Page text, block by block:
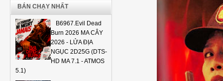
BÁN CHẠY NHẤT
B6967.Evil Dead
Burn 2026 MA CÂY
2026 - LỬA ĐỊA
NGỤC 2D25G (DTS-
HD MA 7.1 - ATMOS
5.1)